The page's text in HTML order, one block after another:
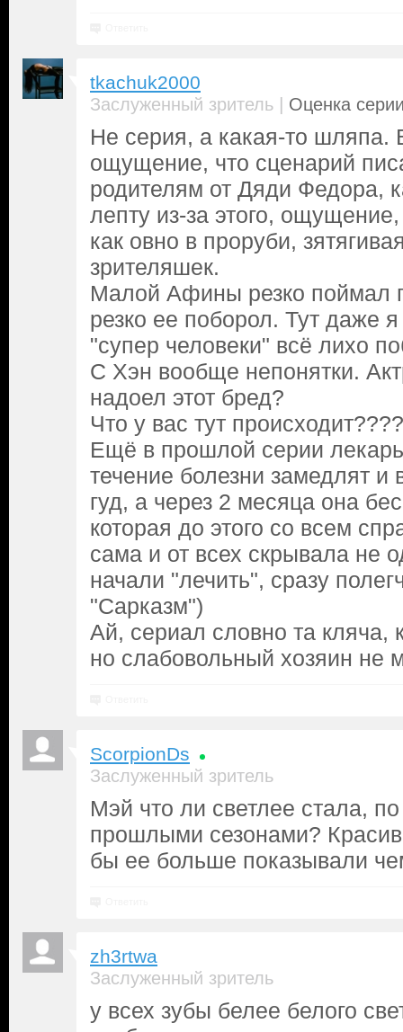
tkachuk2000
Заслуженный зритель | Оценка
Не серия, а какая-то шляпа.
ощущение, что сценарий
родителям от Дяди Федора,
лепту из-за этого,
как овно в проруби,
зрителяшек.
Малой Афины резко поймал
резко ее поборол. Тут даже
"супер человеки" всё лихо
С Хэн вообще непонятки.
надоел этот бред?
Что у вас тут происходит????
Ещё в прошлой серии
течение болезни замедлят и
гуд, а через 2 месяца она
которая до этого со всем
сама и от всех скрывала не
начали "лечить", сразу
"Сарказм")
Ай, сериал словно та кляча,
но слабовольный хозяин не
ScorpionDs
Заслуженный зритель
Мэй что ли светлее стала,
прошлыми сезонами?
бы ее больше показывали
zh3rtwa
Заслуженный зритель
у всех зубы белее белого